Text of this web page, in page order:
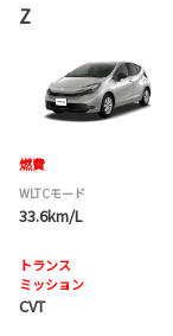
Z
燃費
WLTCモード
33.6km/L
トランス
ミッション
CVT